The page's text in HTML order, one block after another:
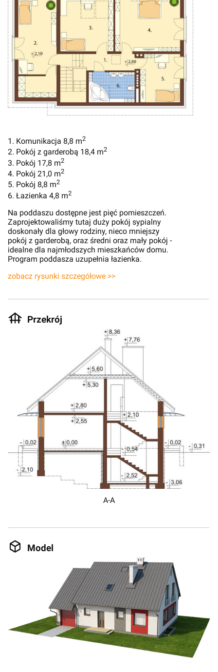
1. Komunikacja 8,8 m2
2. Pokój z garderobą 18,4 m2
3. Pokój 17,8 m2
4. Pokój 21,0 m2
5. Pokój 8,8 m2
6. Łazienka 4,8 m2
Na poddaszu dostępne jest pięć pomieszczeń.
Zaprojektowaliśmy tutaj duży pokój sypialny
doskonały dla głowy rodziny, nieco mniejszy
pokój z garderobą, oraz średni oraz mały pokój -
idealne dla najmłodszych mieszkańców domu.
Program poddasza uzupełnia łazienka.
zobacz rysunki szczegółowe >>
Przekrój
A-A
Model